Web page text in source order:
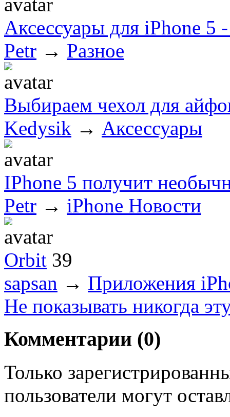
Аксессуары для iPhone 5
Petr → Разное
Выбираем чехол для
Kedysik → Аксессуары
IPhone 5 получит
Petr → iPhone Новости
Orbit 39
sapsan → Приложения
Не показывать никогда
Комментарии (0)
Только
пользователи могут